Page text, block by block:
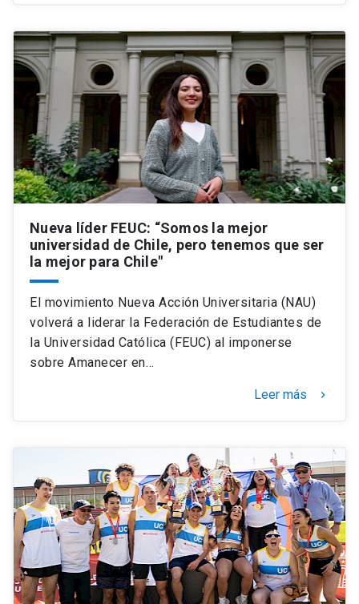
Nueva líder FEUC: “Somos la mejor
universidad de Chile, pero tenemos que ser
la mejor para Chile"
El movimiento Nueva Acción Universitaria (NAU)
volverá a liderar la Federación de Estudiantes de
la Universidad Católica (FEUC) al imponerse
sobre Amanecer en…
Leer más keyboard_arrow_right